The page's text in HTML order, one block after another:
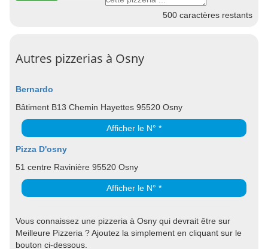
500 caractères restants
Autres pizzerias à Osny
Bernardo
Bâtiment B13 Chemin Hayettes 95520 Osny
Afficher le N° *
Pizza D'osny
51 centre Ravinière 95520 Osny
Afficher le N° *
Vous connaissez une pizzeria à Osny qui devrait être sur
Meilleure Pizzeria ? Ajoutez la simplement en cliquant sur le
bouton ci-dessous.